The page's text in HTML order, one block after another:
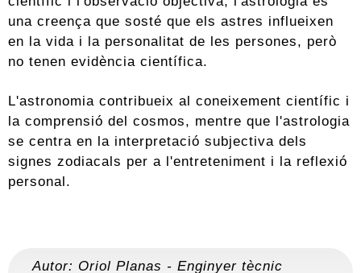
una creença que sosté que els astres influeixen
en la vida i la personalitat de les persones, però
no tenen evidència científica.
L'astronomia contribueix al coneixement científic i
la comprensió del cosmos, mentre que l'astrologia
se centra en la interpretació subjectiva dels
signes zodiacals per a l'entreteniment i la reflexió
personal.
Autor: Oriol Planas - Enginyer tècnic